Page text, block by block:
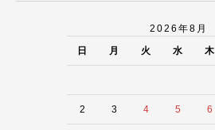
2026年8月
日 月 火 水 木
2 3 4 5 6